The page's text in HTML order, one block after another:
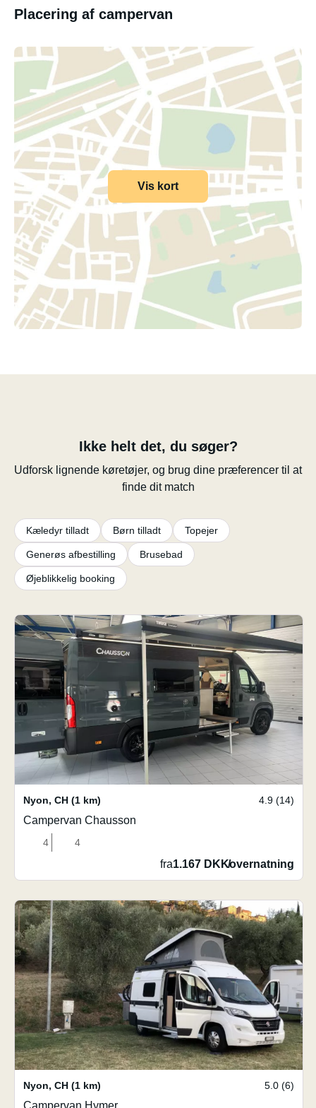
Placering af campervan
Vis kort
Ikke helt det, du søger?
Udforsk lignende køretøjer, og brug dine præferencer til at
finde dit match
Kæledyr tilladt Børn tilladt Topejer
Generøs afbestilling Brusebad
Øjeblikkelig booking
Nyon, CH (1 km) 4.9 (14)
Campervan Chausson
4 4
fra1.167 DKK/overnatning
Nyon, CH (1 km) 5.0 (6)
Campervan Hymer